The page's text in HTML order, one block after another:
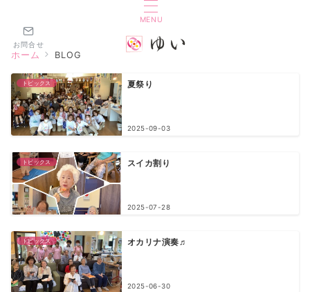
MENU
お問合せ
ホーム BLOG
トピックス 夏祭り
2025-09-03
トピックス スイカ割り
2025-07-28
トピックス オカリナ演奏♬
2025-06-30